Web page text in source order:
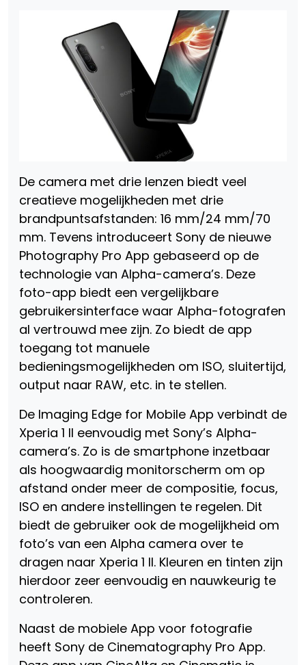
De camera met drie lenzen biedt veel
creatieve mogelijkheden met drie
brandpuntsafstanden: 16 mm/24 mm/70
mm. Tevens introduceert Sony de nieuwe
Photography Pro App gebaseerd op de
technologie van Alpha-camera’s. Deze
foto-app biedt een vergelijkbare
gebruikersinterface waar Alpha-fotografen
al vertrouwd mee zijn. Zo biedt de app
toegang tot manuele
bedieningsmogelijkheden om ISO, sluitertijd,
output naar RAW, etc. in te stellen.
De Imaging Edge for Mobile App verbindt de
Xperia 1 II eenvoudig met Sony’s Alpha-
camera’s. Zo is de smartphone inzetbaar
als hoogwaardig monitorscherm om op
afstand onder meer de compositie, focus,
ISO en andere instellingen te regelen. Dit
biedt de gebruiker ook de mogelijkheid om
foto’s van een Alpha camera over te
dragen naar Xperia 1 II. Kleuren en tinten zijn
hierdoor zeer eenvoudig en nauwkeurig te
controleren.
Naast de mobiele App voor fotografie
heeft Sony de Cinematography Pro App.